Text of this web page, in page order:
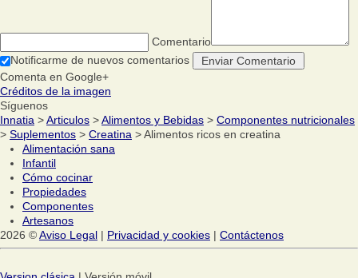
Comentario
Notificarme de nuevos comentarios
Comenta en Google+
Créditos de la imagen
Síguenos
Innatia >Articulos >Alimentos y Bebidas > Componentes nutricionales
> Suplementos > Creatina > Alimentos ricos en creatina
Alimentación sana
Infantil
Cómo cocinar
Propiedades
Componentes
Artesanos
2026 ©Aviso Legal | Privacidad y cookies | Contáctenos